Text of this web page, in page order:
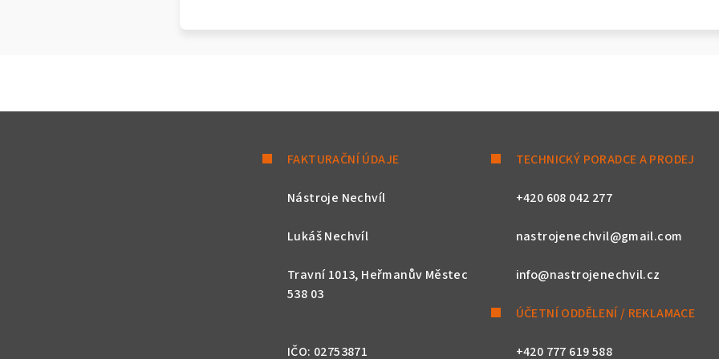
FAKTURAČNÍ ÚDAJE
Nástroje Nechvíl
Lukáš Nechvíl
Travní 1013, Heřmanův Městec
538 03
IČO: 02753871
TECHNICKÝ PORADCE A PRODEJ
+420 608 042 277
nastrojenechvil@gmail.com
info@nastrojenechvil.cz
ÚČETNÍ ODDĚLENÍ / REKLAMACE
+420 777 619 588